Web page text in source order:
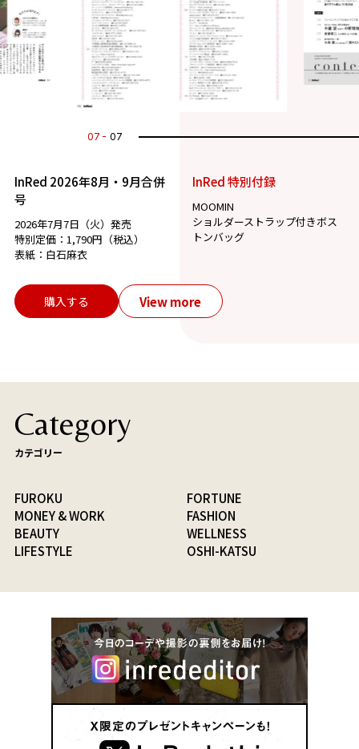
07 07
InRed 2026年8月・9月合併
号
2026年7月7日（火）発売
特別定価：1,790円（税込）
表紙：白石麻衣
InRed 特別付録
MOOMIN
ショルダーストラップ付きボス
トンバッグ
購入する View more
Category
カテゴリー
FUROKU
FORTUNE
MONEY & WORK
FASHION
BEAUTY
WELLNESS
LIFESTYLE
OSHI-KATSU